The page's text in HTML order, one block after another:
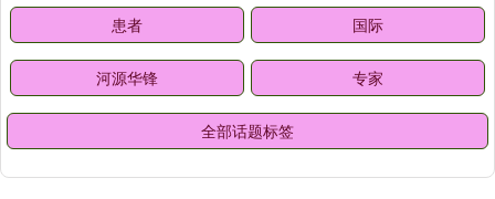
患者 国际
河源华锋 专家
全部话题标签